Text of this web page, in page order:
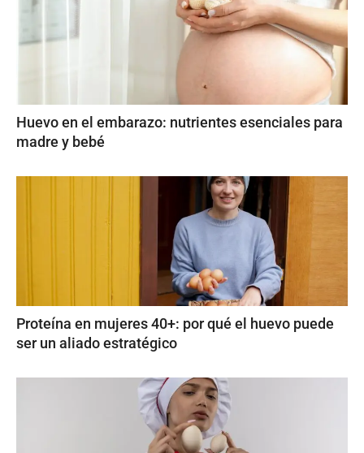
Huevo en el embarazo: nutrientes esenciales para
madre y bebé
Proteína en mujeres 40+: por qué el huevo puede
ser un aliado estratégico